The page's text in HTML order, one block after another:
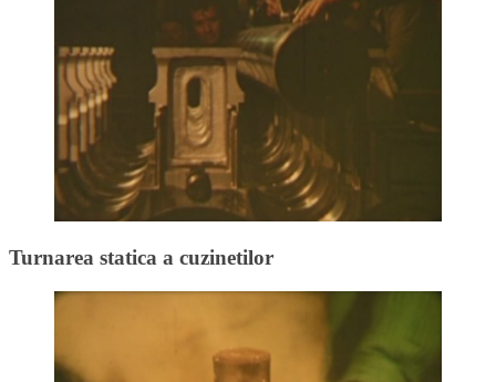
Turnarea statica a cuzinetilor